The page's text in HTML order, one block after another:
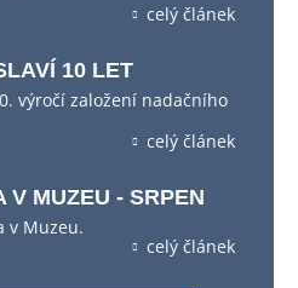
celý článek
10 LET
výročí založení nadačního
celý článek
V MUZEU - SRPEN
v Muzeu.
celý článek